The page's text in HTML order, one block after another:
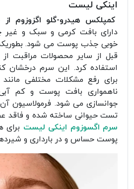
اینکی لیست
کمپلکس هیدرو-گلو اگزوزوم
دارای بافت کرمی و سبک و غیر
خوبی جذب پوست می شود.
قبل از سایر محصولات مراقبت
استفاده کرد. این سرم درخشان
برای رفع مشکلات مختلفی
ناهمواری بافت پوست و کم
جوانسازی می شود. فرمولاسیون
تست حیوانی ساخته شده و فاقد
سرم اگسوزوم اینکی لیست
پوست حساس و در بارداری و